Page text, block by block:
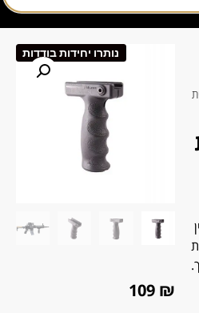
נותרו יחידות בודדות
109 ₪